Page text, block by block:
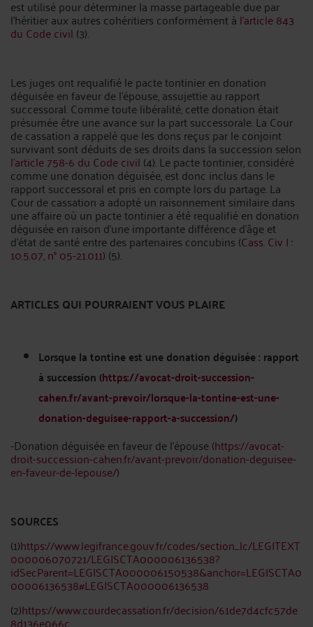
est utilisé pour déterminer la masse partageable due par
l'héritier aux autres cohéritiers conformément à l’article 843
du Code civil (3).
Les juges ont requalifié le pacte tontinier en donation
déguisée en faveur de l'épouse, assujettie au rapport
successoral. Comme toute libéralité, cette donation était
présumée être une avance sur la part successorale. La Cour
de cassation a rappelé que les dons reçus par le conjoint
survivant sont déduits de ses droits dans la succession selon
l’article 758-6 du Code civil (4). Le pacte tontinier, considéré
comme une donation déguisée, est donc inclus dans le
rapport successoral et pris en compte lors du partage. La
Cour de cassation a adopté un raisonnement similaire dans
une affaire où un pacte tontinier a été requalifié en donation
déguisée en raison d'une importante différence d'âge et
d'état de santé entre des partenaires concubins (Cass. Civ I :
10.5.07, n° 05-21.011) (5).
ARTICLES QUI POURRAIENT VOUS PLAIRE
Lorsque la tontine est une donation déguisée : rapport
à succession (https://avocat-droit-succession-
cahen.fr/avant-prevoir/lorsque-la-tontine-est-une-
donation-deguisee-rapport-a-succession/)
-Donation déguisée en faveur de l’épouse (https://avocat-
droit-succession-cahen.fr/avant-prevoir/donation-deguisee-
en-faveur-de-lepouse/)
SOURCES
(1)https://www.legifrance.gouv.fr/codes/section_lc/LEGITEXT
000006070721/LEGISCTA000006136538?
idSecParent=LEGISCTA000006150538&anchor=LEGISCTA0
00006136538#LEGISCTA000006136538
(2)https://www.courdecassation.fr/decision/61de7d4cfc57de
8d136e066c